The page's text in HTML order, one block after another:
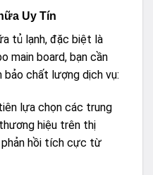
Uy Tín
tủ lạnh, đặc biệt là
main board, bạn cần
chất lượng dịch vụ:
lựa chọn các trung
hiệu trên thị
phản hồi tích cực từ